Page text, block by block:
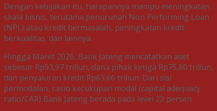
Dengan kebijakan itu, harapannya mampu meningkatan
skala bisnis, terutama penurunan Non Performing Loan
(NPL) atau kredit bermasalah, peningkatan kredit
berkualitas, dan lainnya.
Hingga Maret 2026, Bank Jateng mencatatkan aset
sebesar Rp93,97 triliun, dana pihak ketiga Rp75,80 triliun,
dan penyaluran kredit Rp63,66 triliun. Dari sisi
permodalan, rasio kecukupan modal (capital adequacy
ratio/CAR) Bank Jateng berada pada level 22 persen.